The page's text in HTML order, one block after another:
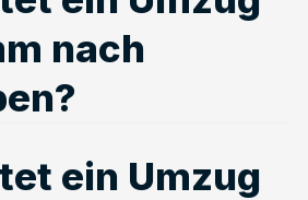
nach
ein Umzug